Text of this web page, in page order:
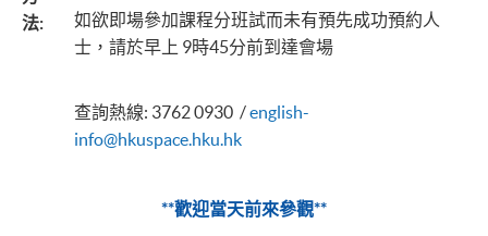
法:
如欲即場參加課程分班試而未有預先成功預約人
士，請於早上 9時45分前到達會場
查詢熱線: 3762 0930 /english-
info@hkuspace.hku.hk
**歡迎當天前來參觀**